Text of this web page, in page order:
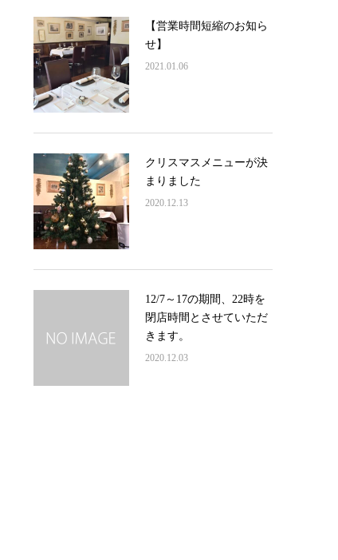
【営業時間短縮のお知ら
せ】
2021.01.06
クリスマスメニューが決
まりました
2020.12.13
12/7～17の期間、22時を
閉店時間とさせていただ
きます。
2020.12.03